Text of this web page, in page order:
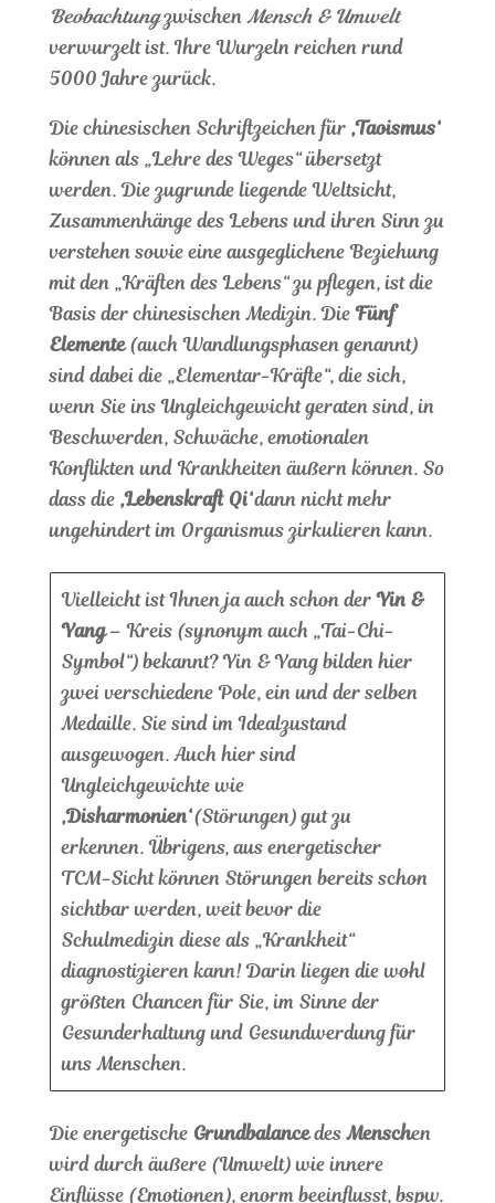
BeobachtungzwischenMensch & Umwelt
verwurzelt ist. Ihre Wurzeln reichen rund
5000 Jahre zurück.
Die chinesischen Schriftzeichen für ‚Taoismus‘
können als „Lehre des Weges“ übersetzt
werden. Die zugrunde liegende Weltsicht,
Zusammenhänge des Lebens und ihren Sinn zu
verstehen sowie eine ausgeglichene Beziehung
mit den „Kräften des Lebens“ zu pflegen, ist die
Basis der chinesischen Medizin. DieFünf
Elemente(auch Wandlungsphasen genannt)
sind dabei die „Elementar-Kräfte“, die sich,
wenn Sie ins Ungleichgewicht geraten sind, in
Beschwerden, Schwäche, emotionalen
Konflikten und Krankheiten äußern können. So
dass die ‚Lebenskraft Qi‘dann nicht mehr
ungehindert im Organismus zirkulieren kann.
Vielleicht ist Ihnen ja auch schon derYin &
Yang– Kreis (synonym auch „Tai-Chi-
Symbol“) bekannt? Yin & Yang bilden hier
zwei verschiedene Pole, ein und der selben
Medaille. Sie sind im Idealzustand
ausgewogen. Auch hier sind
Ungleichgewichte wie
‚Disharmonien‘(Störungen) gut zu
erkennen. Übrigens, aus energetischer
TCM-Sicht können Störungen bereits schon
sichtbar werden, weit bevor die
Schulmedizin diese als „Krankheit“
diagnostizieren kann! Darin liegen die wohl
größten Chancen für Sie, im Sinne der
Gesunderhaltung und Gesundwerdung für
uns Menschen.
Die energetische GrundbalancedesMenschen
wird durch äußere (Umwelt) wie innere
Einflüsse (Emotionen), enorm beeinflusst, bspw.